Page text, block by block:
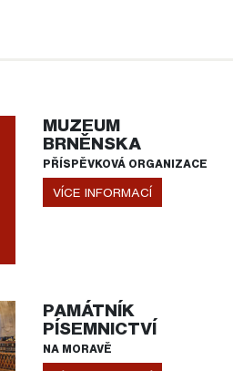
MUZEUM
BRNĚNSKA
PŘÍSPĚVKOVÁ ORGANIZACE
VÍCE INFORMACÍ
PAMÁTNÍK
PÍSEMNICTVÍ
NA MORAVĚ